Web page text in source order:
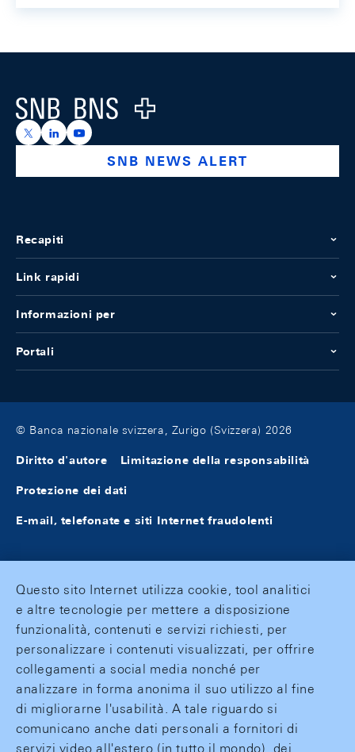
Logo
https://x.com/snb_bns
https://ch.linkedin.com/company/swiss-national-
https://www.youtube.com/@swissnationalbank
SNB NEWS ALERT
Recapiti
Link rapidi
Informazioni per
Portali
© Banca nazionale svizzera, Zurigo (Svizzera) 2026
Diritto d'autore Limitazione della responsabilità
Protezione dei dati
E-mail, telefonate e siti Internet fraudolenti
Questo sito Internet utilizza cookie, tool analitici
e altre tecnologie per mettere a disposizione
funzionalità, contenuti e servizi richiesti, per
personalizzare i contenuti visualizzati, per offrire
collegamenti a social media nonché per
analizzare in forma anonima il suo utilizzo al fine
di migliorarne l'usabilità. A tale riguardo si
comunicano anche dati personali a fornitori di
servizi video all'estero (in tutto il mondo), dei